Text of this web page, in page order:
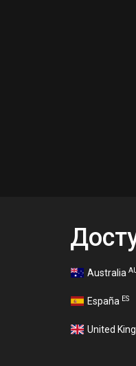
Australia
España ES
United